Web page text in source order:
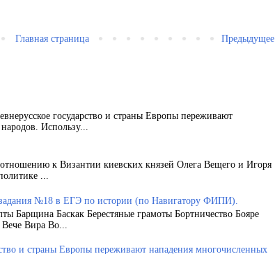
Предыдущее
Главная страница
государство и страны Европы переживают
Использу...
отношению к Византии киевских князей Олега Вещего и Игоря
...
№18 в ЕГЭ по истории (по Навигатору ФИПИ).
Барщина Баскак Берестяные грамоты Бортничество Бояре
Вира Во...
и страны Европы переживают нападения многочисленных